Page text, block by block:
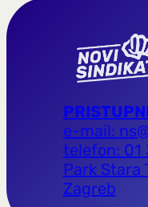
e-mail:
telefon: 01
Park Stara
Zagreb